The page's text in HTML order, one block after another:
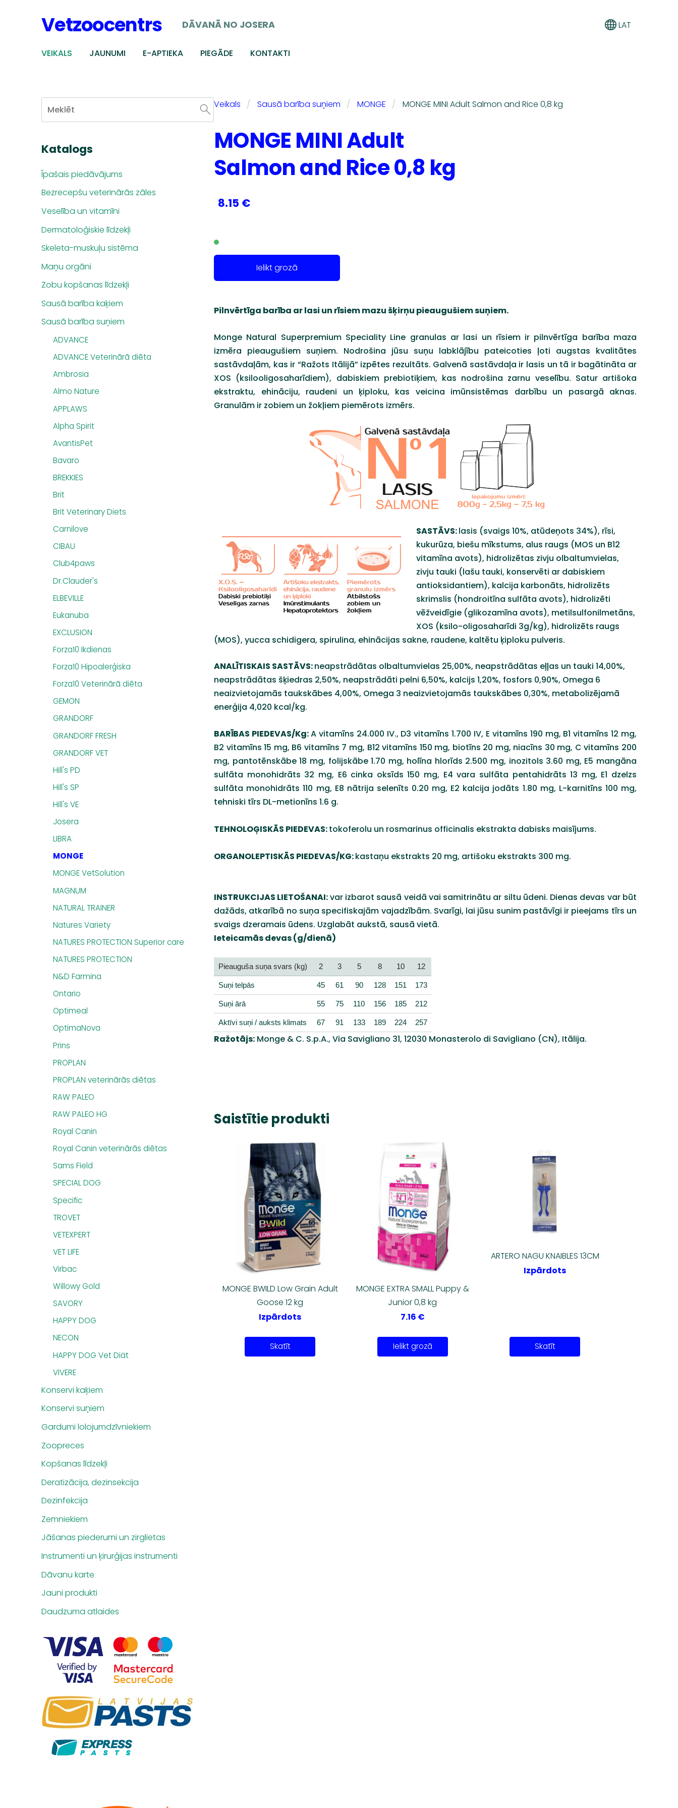
Vetzoocentrs DĀVANĀ NO JOSERA
VEIKALS JAUNUMI E-APTIEKA PIEGĀDE KONTAKTI
LAT
Katalogs
Īpašais piedāvājums
Bezrecepšu veterinārās zāles
Veselība un vitamīni
Dermatoloģiskie līdzekļi
Skeleta-muskuļu sistēma
Maņu orgāni
Zobu kopšanas līdzekļi
Sausā barība kaķiem
Sausā barība suņiem
ADVANCE
ADVANCE Veterinārā diēta
Ambrosia
Almo Nature
APPLAWS
Alpha Spirit
AvantisPet
Bavaro
BREKKIES
Brit
Brit Veterinary Diets
Carnilove
CIBAU
Club4paws
Dr.Clauder's
ELBEVILLE
Eukanuba
EXCLUSION
Forza10 Ikdienas
Forza10 Hipoalerģiska
Forza10 Veterinārā diēta
GEMON
GRANDORF
GRANDORF FRESH
GRANDORF VET
Hill's PD
Hill's SP
Hill's VE
Josera
LIBRA
MONGE
MONGE VetSolution
MAGNUM
NATURAL TRAINER
Natures Variety
NATURES PROTECTION Superior care
NATURES PROTECTION
N&D Farmina
Ontario
Optimeal
OptimaNova
Prins
PROPLAN
PROPLAN veterinārās diētas
RAW PALEO
RAW PALEO HG
Royal Canin
Royal Canin veterinārās diētas
Sams Field
SPECIAL DOG
Specific
TROVET
VETEXPERT
VET LIFE
Virbac
Willowy Gold
SAVORY
HAPPY DOG
NECON
HAPPY DOG Vet Diät
VIVERE
Konservi kaķiem
Konservi suņiem
Gardumi lolojumdzīvniekiem
Zoopreces
Kopšanas līdzekļi
Deratizācija, dezinsekcija
Dezinfekcija
Zemniekiem
Jāšanas piederumi un zirglietas
Instrumenti un ķirurģijas instrumenti
Dāvanu karte
Jauni produkti
Daudzuma atlaides
Veikals Sausā barība suņiem MONGE MONGE MINI Adult Salmon and Rice 0,8 kg
MONGE MINI Adult
Salmon and Rice 0,8 kg
8.15 €
Ielikt grozā
Pilnvērtīga barība ar lasi un rīsiem mazu šķirņu pieaugušiem suņiem.
Monge Natural Superpremium Speciality Line granulas ar lasi un rīsiem ir pilnvērtīga barība maza
izmēra pieaugušiem suņiem. Nodrošina jūsu suņu labklājību pateicoties ļoti augstas kvalitātes
sastāvdaļām, kas ir “Ražots Itālijā” izpētes rezultāts. Galvenā sastāvdaļa ir lasis un tā ir bagātināta ar
XOS (ksilooligosaharīdiem), dabiskiem prebiotiķiem, kas nodrošina zarnu veselību. Satur artišoka
ekstraktu, ehināciju, raudeni un ķiploku, kas veicina imūnsistēmas darbību un pasargā aknas.
Granulām ir zobiem un žokļiem piemērots izmērs.
SASTĀVS:lasis (svaigs 10%, atūdeņots 34%), rīsi,
kukurūza, biešu mīkstums, alus raugs (MOS un B12
vitamīna avots), hidrolizētas zivju olbaltumvielas,
zivju tauki (lašu tauki, konservēti ar dabiskiem
antioksidantiem), kalcija karbonāts, hidrolizēts
skrimslis (hondroitīna sulfāta avots), hidrolizēti
vēžveidīgie (glikozamīna avots), metilsulfonilmetāns,
XOS (ksilo-oligosaharīdi 3g/kg), hidrolizēts raugs
(MOS), yucca schidigera, spirulina, ehinācijas sakne, raudene, kaltētu ķiploku pulveris.
ANALĪTISKAIS SASTĀVS:neapstrādātas olbaltumvielas 25,00%, neapstrādātas eļļas un tauki 14,00%,
neapstrādātas šķiedras 2,50%, neapstrādāti pelni 6,50%, kalcijs 1,20%, fosfors 0,90%, Omega 6
neaizvietojamās taukskābes 4,00%, Omega 3 neaizvietojamās taukskābes 0,30%, metabolizējamā
enerģija 4,020 kcal/kg.
BARĪBAS PIEDEVAS/Kg:A vitamīns 24.000 IV., D3 vitamīns 1.700 IV, E vitamīns 190 mg, B1 vitamīns 12 mg,
B2 vitamīns 15 mg, B6 vitamīns 7 mg, B12 vitamīns 150 mg, biotīns 20 mg, niacīns 30 mg, C vitamīns 200
mg, pantotēnskābe 18 mg, folijskābe 1.70 mg, holīna hlorīds 2.500 mg, inozitols 3.60 mg, E5 mangāna
sulfāta monohidrāts 32 mg, E6 cinka oksīds 150 mg, E4 vara sulfāta pentahidrāts 13 mg, E1 dzelzs
sulfāta monohidrāts 110 mg, E8 nātrija selenīts 0.20 mg, E2 kalcija jodāts 1.80 mg, L-karnitīns 100 mg,
tehniski tīrs DL-metionīns 1.6 g.
TEHNOLOĢISKĀS PIEDEVAS:tokoferolu un rosmarinus officinalis ekstrakta dabisks maisījums.
ORGANOLEPTISKĀS PIEDEVAS/KG:kastaņu ekstrakts 20 mg, artišoku ekstrakts 300 mg.
INSTRUKCIJAS LIETOŠANAI:var izbarot sausā veidā vai samitrinātu ar siltu ūdeni. Dienas devas var būt
dažāds, atkarībā no suņa specifiskajām vajadzībām. Svarīgi, lai jūsu sunim pastāvīgi ir pieejams tīrs un
svaigs dzeramais ūdens. Uzglabāt aukstā, sausā vietā.
Ieteicamās devas (g/dienā)
Pieauguša suņa svars (kg) 2 3 5 8 10 12
Suņi telpās 45 61 90 128 151 173
Suņi ārā 55 75 110 156 185 212
Aktīvi suņi / auksts klimats 67 91 133 189 224 257
Ražotājs: Monge & C. S.p.A., Via Savigliano 31, 12030 Monasterolo di Savigliano (CN), Itālija.
Saistītie produkti
MONGE BWILD Low Grain Adult
Goose 12 kg
Izpārdots
Skatīt
MONGE EXTRA SMALL Puppy &
Junior 0,8 kg
7.16 €
Ielikt grozā
ARTERO NAGU KNAIBLES 13CM
Izpārdots
Skatīt